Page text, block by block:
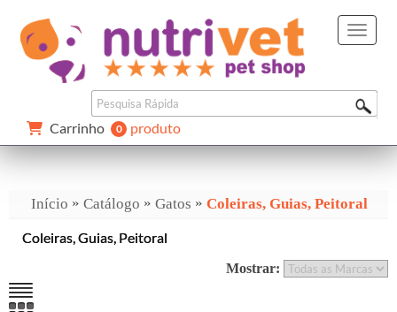
Carrinho 0 produto
Início » Catálogo » Gatos » Coleiras, Guias, Peitoral
Coleiras, Guias, Peitoral
Mostrar: